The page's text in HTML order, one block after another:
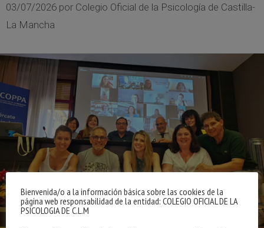
03/07/2026 por Colegio Oficial de la Psicología de Castilla-
La Mancha
Bienvenida/o a la información básica sobre las cookies de la
página web responsabilidad de la entidad: COLEGIO OFICIAL DE LA
PSICOLOGIA DE C.L.M